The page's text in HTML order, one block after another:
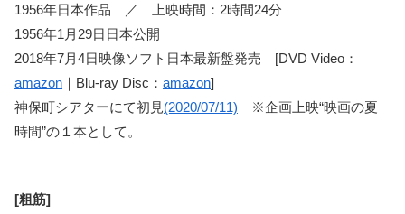
1956年日本作品 ／ 上映時間：2時間24分
1956年1月29日日本公開
2018年7月4日映像ソフト日本最新盤発売 [DVD Video：
amazon ｜Blu-ray Disc： amazon]
神保町シアターにて初見(2020/07/11) ※企画上映“映画の夏
時間”の１本として。
[粗筋]